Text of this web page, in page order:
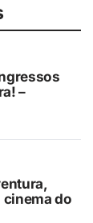
–
cinema do